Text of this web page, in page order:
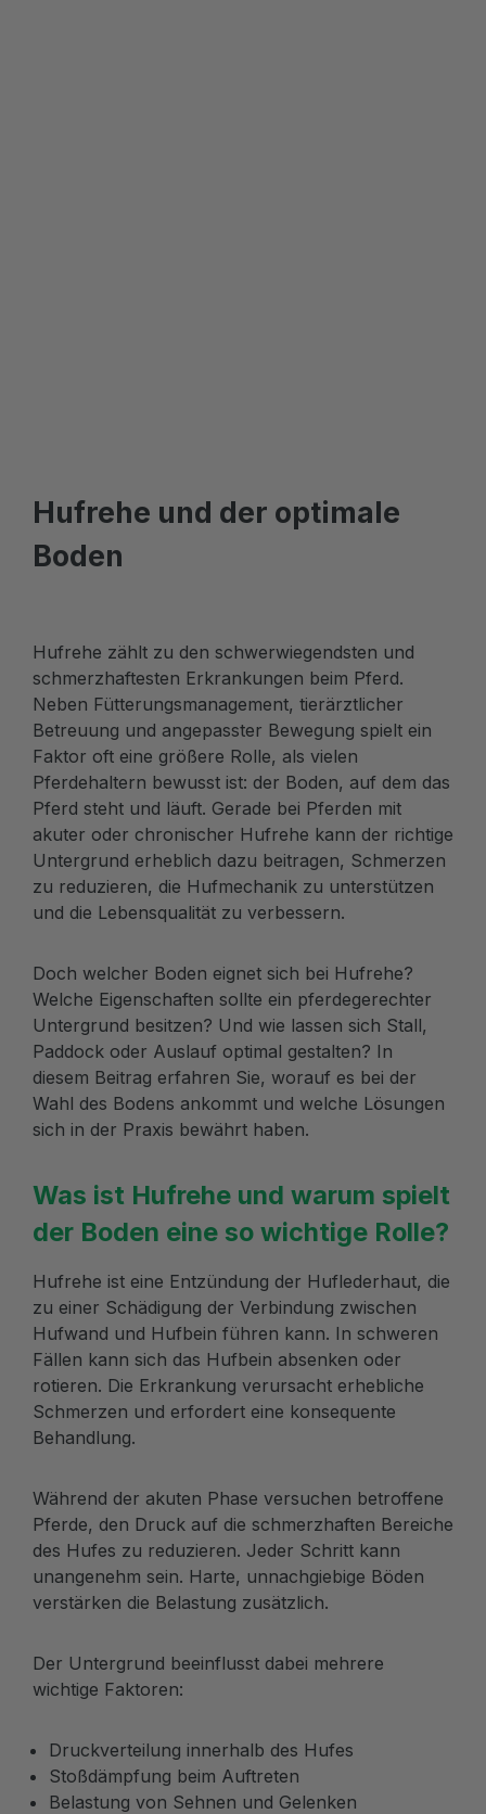
Hufrehe und der optimale
Boden
Hufrehe zählt zu den schwerwiegendsten und
schmerzhaftesten Erkrankungen beim Pferd.
Neben Fütterungsmanagement, tierärztlicher
Betreuung und angepasster Bewegung spielt ein
Faktor oft eine größere Rolle, als vielen
Pferdehaltern bewusst ist: der Boden, auf dem das
Pferd steht und läuft. Gerade bei Pferden mit
akuter oder chronischer Hufrehe kann der richtige
Untergrund erheblich dazu beitragen, Schmerzen
zu reduzieren, die Hufmechanik zu unterstützen
und die Lebensqualität zu verbessern.
Doch welcher Boden eignet sich bei Hufrehe?
Welche Eigenschaften sollte ein pferdegerechter
Untergrund besitzen? Und wie lassen sich Stall,
Paddock oder Auslauf optimal gestalten? In
diesem Beitrag erfahren Sie, worauf es bei der
Wahl des Bodens ankommt und welche Lösungen
sich in der Praxis bewährt haben.
Was ist Hufrehe und warum spielt
der Boden eine so wichtige Rolle?
Hufrehe ist eine Entzündung der Huflederhaut, die
zu einer Schädigung der Verbindung zwischen
Hufwand und Hufbein führen kann. In schweren
Fällen kann sich das Hufbein absenken oder
rotieren. Die Erkrankung verursacht erhebliche
Schmerzen und erfordert eine konsequente
Behandlung.
Während der akuten Phase versuchen betroffene
Pferde, den Druck auf die schmerzhaften Bereiche
des Hufes zu reduzieren. Jeder Schritt kann
unangenehm sein. Harte, unnachgiebige Böden
verstärken die Belastung zusätzlich.
Der Untergrund beeinflusst dabei mehrere
wichtige Faktoren:
Druckverteilung innerhalb des Hufes
Stoßdämpfung beim Auftreten
Belastung von Sehnen und Gelenken